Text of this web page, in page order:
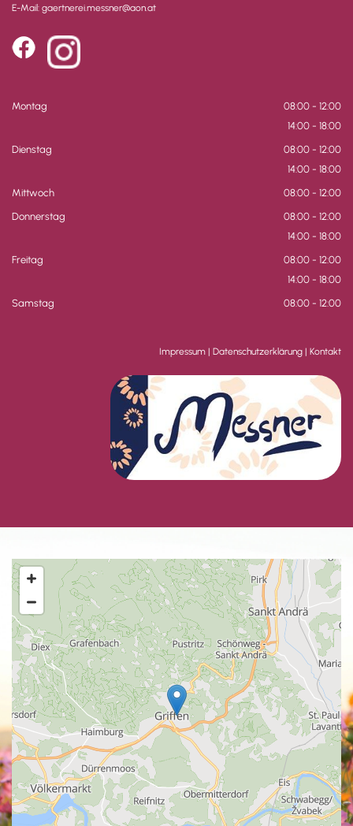
E-Mail: gaertnerei.messner@aon.at
Montag
08:00 - 12:00
14:00 - 18:00
Dienstag
08:00 - 12:00
14:00 - 18:00
Mittwoch
08:00 - 12:00
Donnerstag
08:00 - 12:00
14:00 - 18:00
Freitag
08:00 - 12:00
14:00 - 18:00
Samstag
08:00 - 12:00
Impressum | Datenschutzerklärung | Kontakt